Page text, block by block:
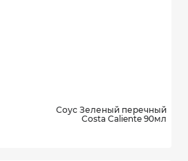
Соус Зеленый перечный
Costa Caliente 90мл